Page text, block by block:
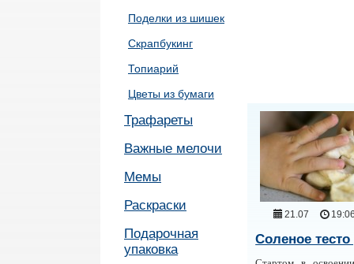
Поделки из шишек
Скрапбукинг
Топиарий
Цветы из бумаги
Трафареты
Важные мелочи
Мемы
Раскраски
Подарочная
упаковка
21.07
Соленое